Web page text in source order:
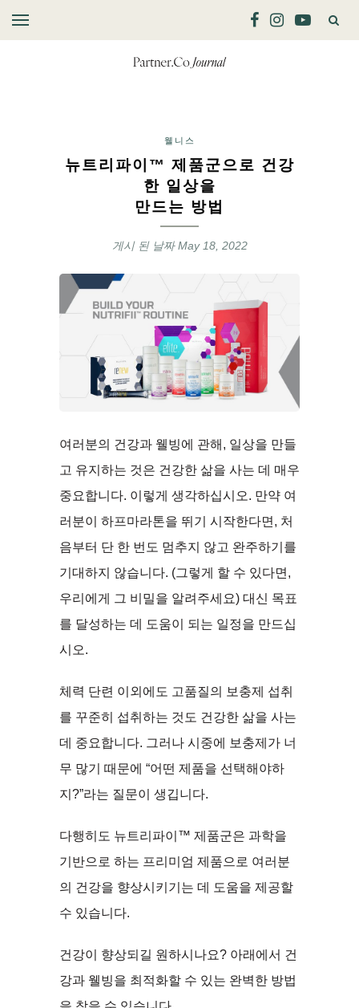
웰니스
뉴트리파이™ 제품군으로 건강
한 일상을
만드는 방법
게시 된 날짜May 18, 2022
여러분의 건강과 웰빙에 관해, 일상을 만들
고 유지하는 것은 건강한 삶을 사는 데 매우
중요합니다. 이렇게 생각하십시오. 만약 여
러분이 하프마라톤을 뛰기 시작한다면, 처
음부터 단 한 번도 멈추지 않고 완주하기를
기대하지 않습니다. (그렇게 할 수 있다면,
우리에게 그 비밀을 알려주세요) 대신 목표
를 달성하는 데 도움이 되는 일정을 만드십
시오.
체력 단련 이외에도 고품질의 보충제 섭취
를 꾸준히 섭취하는 것도 건강한 삶을 사는
데 중요합니다. 그러나 시중에 보충제가 너
무 많기 때문에 “어떤 제품을 선택해야하
지?”라는 질문이 생깁니다.
다행히도 뉴트리파이™ 제품군은 과학을
기반으로 하는 프리미엄 제품으로 여러분
의 건강을 향상시키기는 데 도움을 제공할
수 있습니다.
건강이 향상되길 원하시나요? 아래에서 건
강과 웰빙을 최적화할 수 있는 완벽한 방법